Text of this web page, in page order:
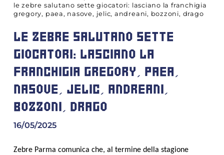
le zebre salutano sette giocatori: lasciano la franchigia
gregory, paea, nasove, jelic, andreani, bozzoni, drago
LE ZEBRE SALUTANO SETTE
GIOCATORI: LASCIANO LA
FRANCHIGIA GREGORY, PAEA,
NASOVE, JELIC, ANDREANI,
BOZZONI, DRAGO
16/05/2025
Zebre Parma comunica che, al termine della stagione